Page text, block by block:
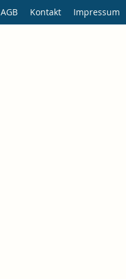
AGB Kontakt Impressum